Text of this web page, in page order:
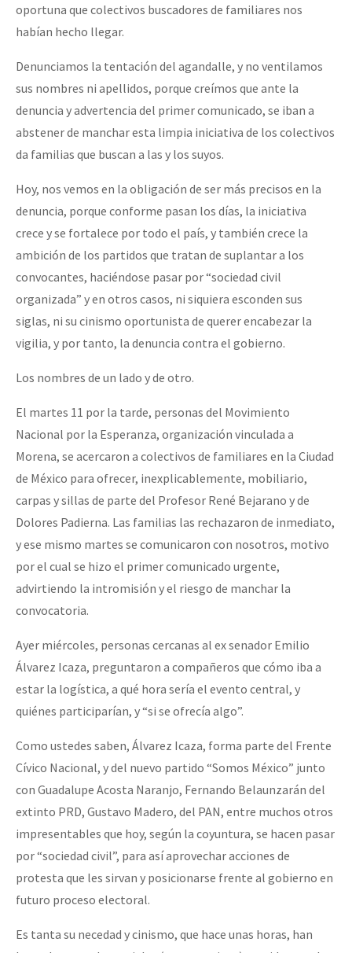
oportuna que colectivos buscadores de familiares nos
habían hecho llegar.
Denunciamos la tentación del agandalle, y no ventilamos
sus nombres ni apellidos, porque creímos que ante la
denuncia y advertencia del primer comunicado, se iban a
abstener de manchar esta limpia iniciativa de los colectivos
da familias que buscan a las y los suyos.
Hoy, nos vemos en la obligación de ser más precisos en la
denuncia, porque conforme pasan los días, la iniciativa
crece y se fortalece por todo el país, y también crece la
ambición de los partidos que tratan de suplantar a los
convocantes, haciéndose pasar por “sociedad civil
organizada” y en otros casos, ni siquiera esconden sus
siglas, ni su cinismo oportunista de querer encabezar la
vigilia, y por tanto, la denuncia contra el gobierno.
Los nombres de un lado y de otro.
El martes 11 por la tarde, personas del Movimiento
Nacional por la Esperanza, organización vinculada a
Morena, se acercaron a colectivos de familiares en la Ciudad
de México para ofrecer, inexplicablemente, mobiliario,
carpas y sillas de parte del Profesor René Bejarano y de
Dolores Padierna. Las familias las rechazaron de inmediato,
y ese mismo martes se comunicaron con nosotros, motivo
por el cual se hizo el primer comunicado urgente,
advirtiendo la intromisión y el riesgo de manchar la
convocatoria.
Ayer miércoles, personas cercanas al ex senador Emilio
Álvarez Icaza, preguntaron a compañeros que cómo iba a
estar la logística, a qué hora sería el evento central, y
quiénes participarían, y “si se ofrecía algo”.
Como ustedes saben, Álvarez Icaza, forma parte del Frente
Cívico Nacional, y del nuevo partido “Somos México” junto
con Guadalupe Acosta Naranjo, Fernando Belaunzarán del
extinto PRD, Gustavo Madero, del PAN, entre muchos otros
impresentables que hoy, según la coyuntura, se hacen pasar
por “sociedad civil”, para así aprovechar acciones de
protesta que les sirvan y posicionarse frente al gobierno en
futuro proceso electoral.
Es tanta su necedad y cinismo, que hace unas horas, han